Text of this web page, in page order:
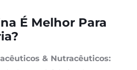
É Melhor Para
& Nutracêuticos: